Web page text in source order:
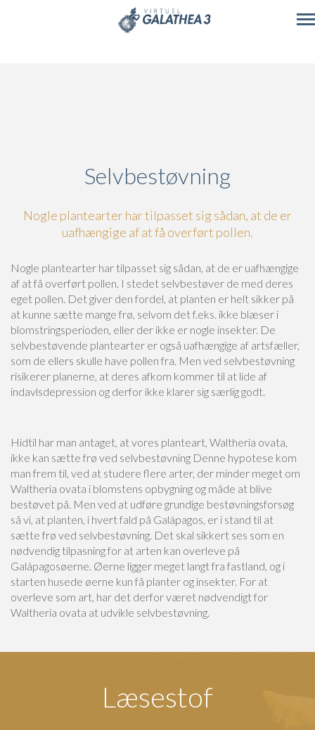
Selvbestøvning
Nogle plantearter har tilpasset sig sådan, at de er
uafhængige af at få overført pollen.
Nogle plantearter har tilpasset sig sådan, at de er uafhængige
af at få overført pollen. I stedet selvbestøver de med deres
eget pollen. Det giver den fordel, at planten er helt sikker på
at kunne sætte mange frø, selvom det f.eks. ikke blæser i
blomstringsperioden, eller der ikke er nogle insekter. De
selvbestøvende plantearter er også uafhængige af artsfæller,
som de ellers skulle have pollen fra. Men ved selvbestøvning
risikerer planerne, at deres afkom kommer til at lide af
indavlsdepression og derfor ikke klarer sig særlig godt.
Hidtil har man antaget, at vores planteart, Waltheria ovata,
ikke kan sætte frø ved selvbestøvning Denne hypotese kom
man frem til, ved at studere flere arter, der minder meget om
Waltheria ovata i blomstens opbygning og måde at blive
bestøvet på. Men ved at udføre grundige bestøvningsforsøg
så vi, at planten, i hvert fald på Galápagos, er i stand til at
sætte frø ved selvbestøvning. Det skal sikkert ses som en
nødvendig tilpasning for at arten kan overleve på
Galápagosøerne. Øerne ligger meget langt fra fastland, og i
starten husede øerne kun få planter og insekter. For at
overleve som art, har det derfor været nødvendigt for
Waltheria ovata at udvikle selvbestøvning.
Læsestof